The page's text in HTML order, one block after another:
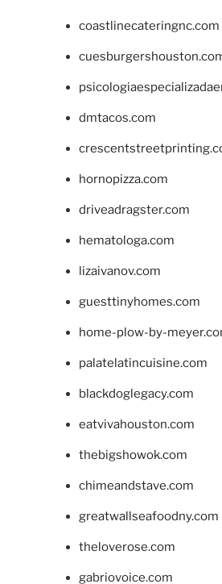
coastlinecateringnc.com
dmtacos.com
hornopizza.com
driveadragster.com
hematologa.com
lizaivanov.com
guesttinyhomes.com
home-plow-by-
palatelatincuisine.com
blackdoglegacy.com
eatvivahouston.com
thebigshowok.com
chimeandstave.com
greatwallseafoodny.com
theloverose.com
gabriovoice.com